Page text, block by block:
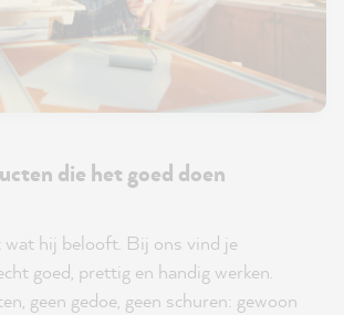
die het goed doen
wat hij belooft. Bij ons vind je
goed, prettig en handig werken.
geen gedoe, geen schuren: gewoon